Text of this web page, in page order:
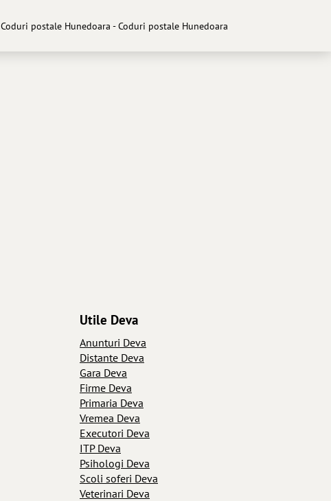
Coduri postale Hunedoara - Coduri postale Hunedoara
Utile Deva
Anunturi Deva
Distante Deva
Gara Deva
Firme Deva
Primaria Deva
Vremea Deva
Executori Deva
ITP Deva
Psihologi Deva
Scoli soferi Deva
Veterinari Deva